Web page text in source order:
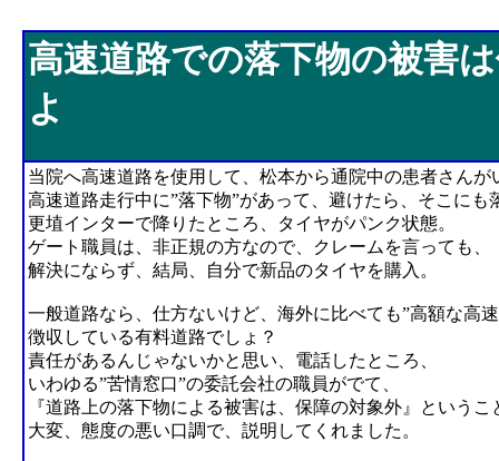
高速道路での落下物の被害
よ
当院へ高速道路を使用して、松本から通院中の患者さんが
高速道路走行中に”落下物”があって、避けたら、そこにも
更埴インターで降りたところ、タイヤがパンク状態。
ゲート職員は、非正規の方なので、クレームを言っても、
解決にならず、結局、自分で新品のタイヤを購入。
一般道路なら、仕方ないけど、海外に比べても”高額な高
徴収している有料道路でしょ？
責任があるんじゃないかと思い、電話したところ、
いわゆる”苦情窓口”の委託会社の職員がでて、
『道路上の落下物による被害は、保障の対象外』というこ
大変、態度の悪い口調で、説明してくれました。